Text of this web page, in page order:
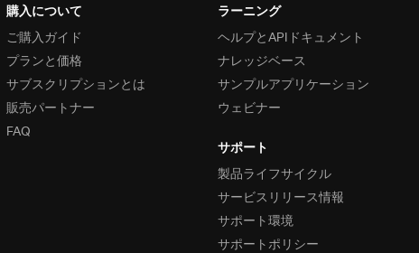
購入について
ご購入ガイド
プランと価格
サブスクリプションとは
販売パートナー
FAQ
ラーニング
ヘルプとAPIドキュメント
ナレッジベース
サンプルアプリケーション
ウェビナー
サポート
製品ライフサイクル
サービスリリース情報
サポート環境
サポートポリシー